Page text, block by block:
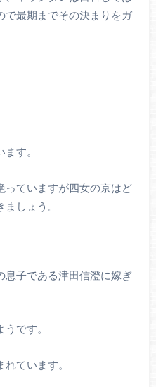
で最期までその決まりをガ
ます。
っていますが四女の京はど
しょう。
息子である津田信澄に嫁ぎ
です。
ています。